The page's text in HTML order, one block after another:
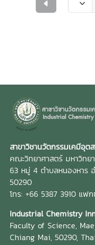
สาขาวิชานวัตกรรมเคมีอุต
คณะวิทยาศาสตร์ มหาวิทย
63 หมู่ 4 ตำบลหนองหาร
50290
โทร: +66 5387 3910 แฟ
Industrial Chemistry
Faculty of Science,
Chiang Mai, 50290,